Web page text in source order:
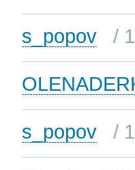
s_popov /
s_popov /